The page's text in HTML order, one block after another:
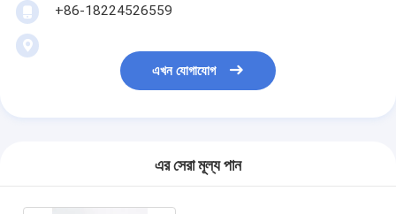
+86-18224526559
এখন যোগাযোগ
এর সেরা মূল্য পান